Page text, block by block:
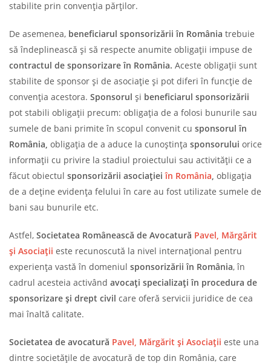
stabilite prin convenția părților.
De asemenea, beneficiarul sponsorizării în România trebuie
să îndeplinească și să respecte anumite obligații impuse de
contractul de sponsorizare în România. Aceste obligații sunt
stabilite de sponsor și de asociație și pot diferi în funcție de
convenția acestora. Sponsorul și beneficiarul sponsorizării
pot stabili obligații precum: obligația de a folosi bunurile sau
sumele de bani primite în scopul convenit cu sponsorul în
România, obligația de a aduce la cunoștința sponsorului orice
informații cu privire la stadiul proiectului sau activității ce a
făcut obiectul sponsorizării asociațieiîn România obligația
de a deține evidența felului în care au fost utilizate sumele de
bani sau bunurile etc.
Astfel, Societatea Românească de Avocatură Pavel, Mărgărit
și Asociații este recunoscută la nivel internațional pentru
experiența vastă în domeniul sponsorizării în România, în
cadrul acesteia activând avocați specializați în procedura de
sponsorizare și drept civil care oferă servicii juridice de cea
mai înaltă calitate.
Societatea de avocatură Pavel, Mărgărit și Asociații este una
dintre societățile de avocatură de top din România, care